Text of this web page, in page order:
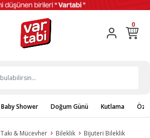
0
Baby Shower Doğum Günü Kutlama
Takı & Mücevher Bileklik Bijuteri Bileklik